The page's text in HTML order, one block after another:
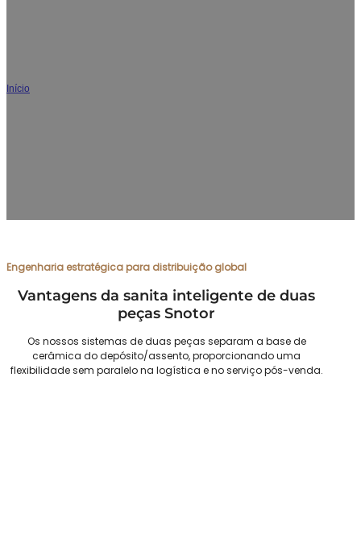
Início
Engenharia estratégica para distribuição global
Vantagens da sanita inteligente de duas
peças Snotor
Os nossos sistemas de duas peças separam a base de
cerâmica do depósito/assento, proporcionando uma
flexibilidade sem paralelo na logística e no serviço pós-venda.